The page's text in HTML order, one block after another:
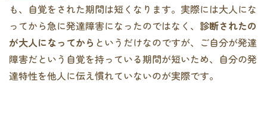
も、自覚をされた期間は短くなります。実際には大人にな
ってから急に発達障害になったのではなく、 診断されたの
が大人になってから というだけなのですが、ご自分が発達
障害だという自覚を持っている期間が短いため、自分の発
達特性を他人に伝え慣れていないのが実際です。